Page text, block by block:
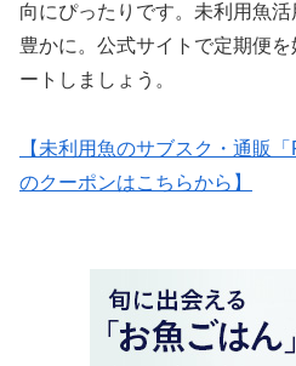
向にぴったりです。未利用魚
豊かに。公式サイトで定期便
ートしましょう。
【未利用魚のサブスク・通販
のクーポンはこちらから】